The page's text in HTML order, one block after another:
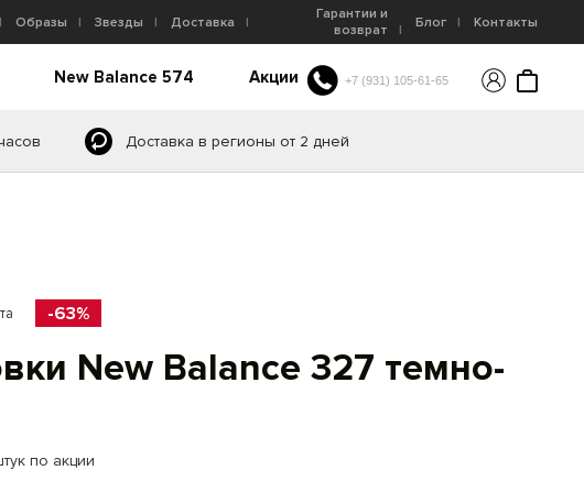
Образы Звезды Доставка
Гарантии и
возврат
Блог Контакты
New Balance 574 Акции +7 (931) 105-61-65
Доставка в регионы от 2 дней
-63%
New Balance 327 темно-
по акции